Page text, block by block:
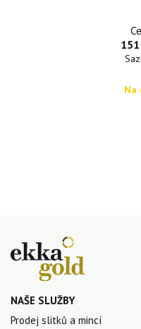
Na
NAŠE SLUŽBY
Prodej slitků a mincí